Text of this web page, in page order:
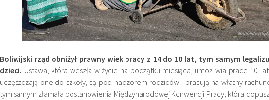
Boliwijski rząd obniżył prawny wiek pracy z 14 do 10 lat, tym samym
dzieci. Ustawa, która weszła w życie na początku miesiąca, umożliwia prace 10-
uczęszczają one do szkoły, są pod nadzorem rodziców i pracują na własny
tym samym złamała postanowienia Międzynarodowej Konwencji Pracy, która